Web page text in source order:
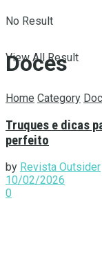
No Result
View All Result
Doces
Home Category
Truques e dicas
perfeito
by Revista Outsider
10/02/2026
0